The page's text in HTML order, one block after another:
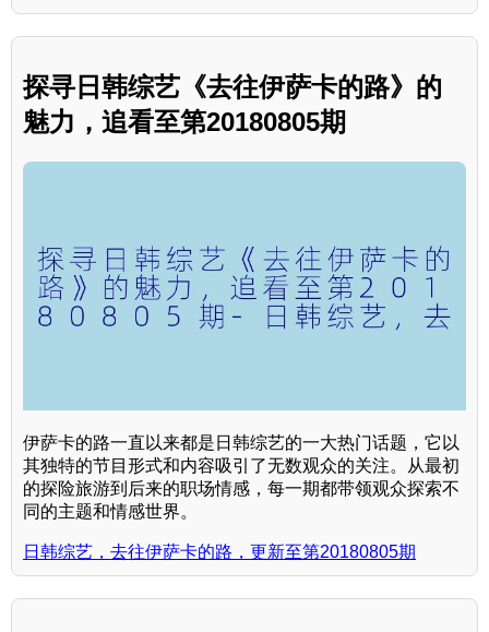
探寻日韩综艺《去往伊萨卡的路》的
魅力，追看至第20180805期
伊萨卡的路一直以来都是日韩综艺的一大热门话题，它以
其独特的节目形式和内容吸引了无数观众的关注。从最初
的探险旅游到后来的职场情感，每一期都带领观众探索不
同的主题和情感世界。
日韩综艺，去往伊萨卡的路，更新至第20180805期